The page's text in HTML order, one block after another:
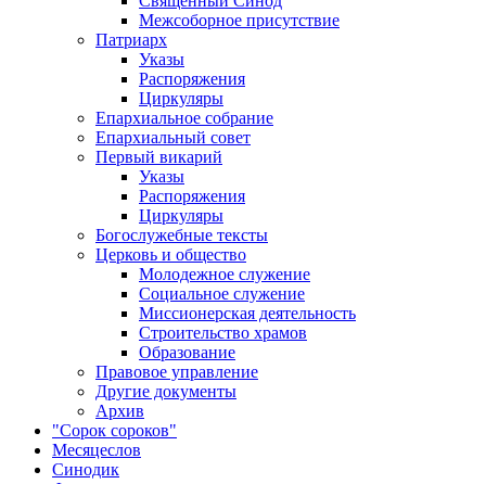
Межсоборное присутствие
Патриарх
Указы
Распоряжения
Циркуляры
Епархиальное собрание
Епархиальный совет
Первый викарий
Указы
Распоряжения
Циркуляры
Богослужебные тексты
Церковь и общество
Молодежное служение
Социальное служение
Миссионерская деятельность
Строительство храмов
Образование
Правовое управление
Другие документы
Архив
"Сорок сороков"
Месяцеслов
Синодик